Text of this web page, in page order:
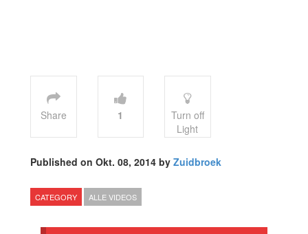
Share 1
Turn off
Light
Published on Okt. 08, 2014 by Zuidbroek
CATEGORY ALLE VIDEOS